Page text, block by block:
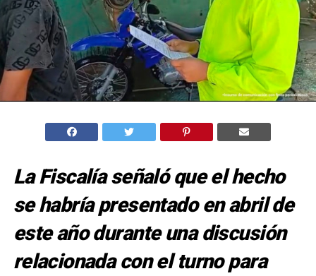
La Fiscalía señaló que el hecho
se habría presentado en abril de
este año durante una discusión
relacionada con el turno para